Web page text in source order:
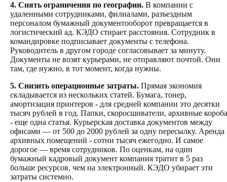
4. Снять ограничения по географии. В компании с
удаленными сотрудниками, филиалами, разъездным
персоналом бумажный документооборот превращается в
логистический ад. КЭДО стирает расстояния. Сотрудник в
командировке подписывает документы с телефона.
Руководитель в другом городе согласовывает за минуту.
Документы не возят курьерами, не отправляют почтой. Они
там, где нужно, в тот момент, когда нужны.
5. Снизить операционные затраты. Прямая экономия
складывается из нескольких статей. Бумага, тонер,
амортизация принтеров - для средней компании это десятки
тысяч рублей в год. Папки, скоросшиватели, архивные короба
- еще одна статья. Курьерская доставка документов между
офисами — от 500 до 2000 рублей за одну пересылку. Аренда
архивных помещений - сотни тысяч ежегодно. И самое
дорогое — время сотрудников. По оценкам, на один
бумажный кадровый документ компания тратит в 5 раз
больше ресурсов, чем на электронный. КЭДО убирает эти
затраты системно.